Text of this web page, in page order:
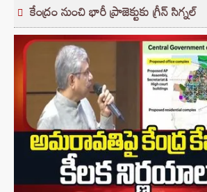
కేంద్రం నుంచి భారీ ప్రాజెక్టుకు గ్రీన్ సిగ్నల్